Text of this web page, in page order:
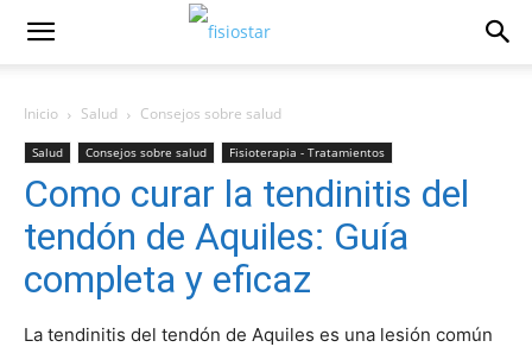
Inicio Salud Consejos sobre salud
Salud Consejos sobre salud
Fisioterapia - Tratamientos
Fisioterapia Deportiva
Como curar la tendinitis del
tendón de Aquiles: Guía
completa y eficaz
La tendinitis del tendón de Aquiles es una lesión común